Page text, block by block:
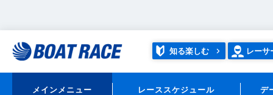
知る楽しむ レーサ
メインメニュー レーススケジュール デ